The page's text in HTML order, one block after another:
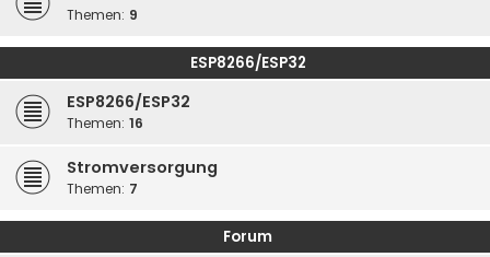
Themen: 9
ESP8266/ESP32
ESP8266/ESP32
Themen: 16
Stromversorgung
Themen: 7
Forum